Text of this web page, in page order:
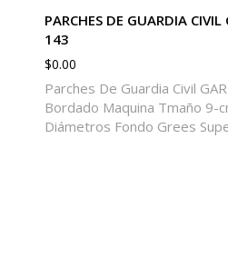
PARCHES DE GUARDIA CIVIL
143
$0.00
Parches De Guardia Civil
Bordado Maquina Tmaño 9-
Diámetros Fondo Grees